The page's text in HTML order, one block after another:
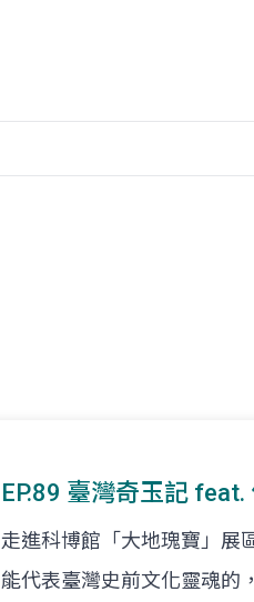
EP.89 臺灣奇玉記
走進科博館「大地瑰寶」展
能代表臺灣史前文化靈魂的